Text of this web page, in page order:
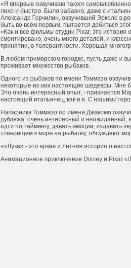
«Я впервые озвучиваю такого
лихо и быстро. Было забавно, даже с
Александр Горчилин, озвучивший Эрколе в
быть во всём первым, пытается добиться
«Как и все фильмы студии Pixar, это
смонтировано, очень много деталей, и
принятии, о толерантности. Хорошая
В любом приморском городке, пусть даже и
проживает множество рыбаков.
Одного из рыбаков по имени Томмазо
некоторые из них настоящие шедевры. Мне
Это очень интересный опыт, - признается
настоящий итальянец, как и я. С нашими
Напарника Томмазо по имени Джакомо
дубляжа, очень интересный и неожиданный,
идти по таймингу, давать эмоции, издавать
товарищем в море на рыбалку, обсуждают
««Лука» - это яркая и летняя история о
Анимационное приключение Disney и Pixar